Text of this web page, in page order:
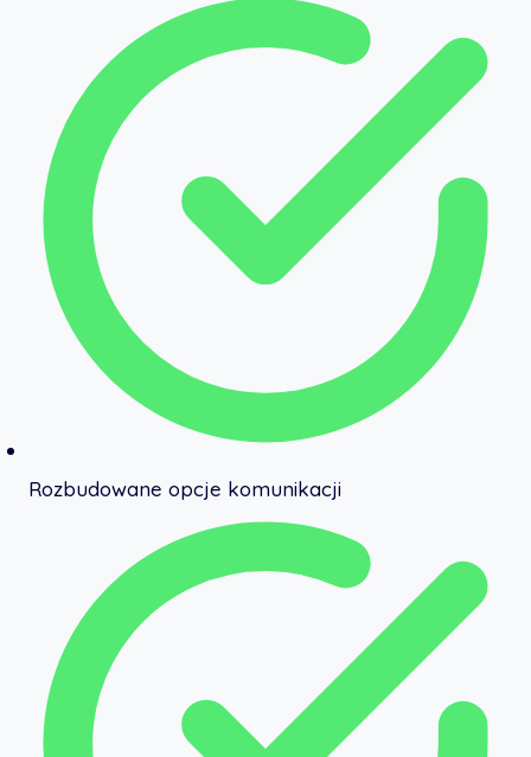
Rozbudowane opcje komunikacji